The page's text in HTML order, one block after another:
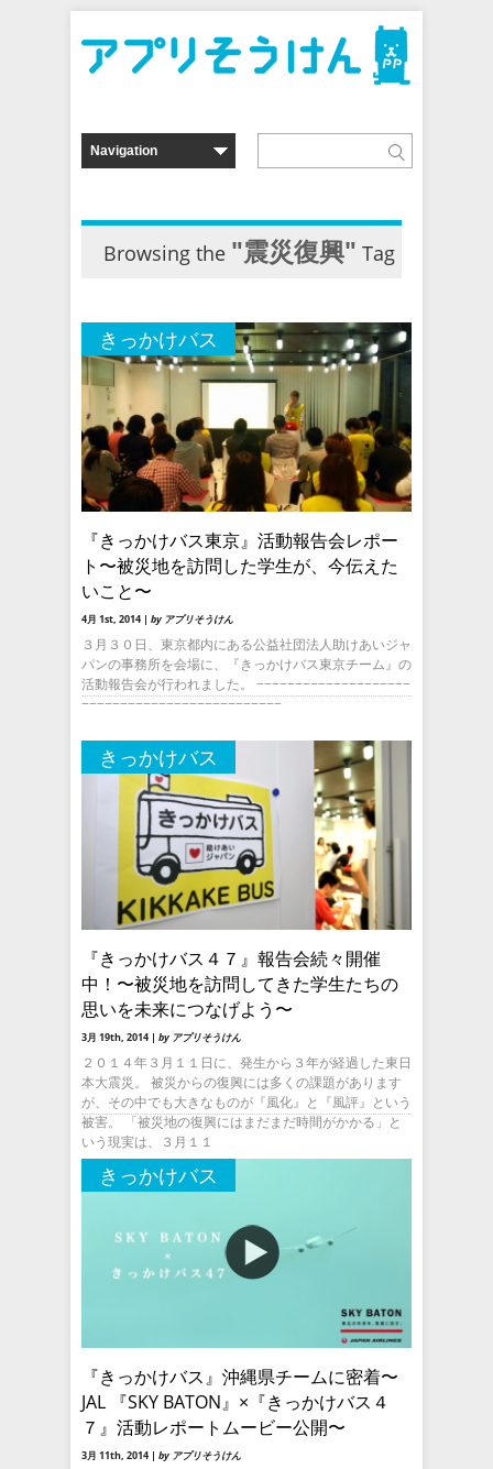
Browsing the "震災復興" Tag
きっかけバス
『きっかけバス東京』活動報告会レポー
ト〜被災地を訪問した学生が、今伝えた
いこと〜
4月 1st, 2014 | by アプリそうけん
３月３０日、東京都内にある公益社団法人助けあいジャ
パンの事務所を会場に、『きっかけバス東京チーム』の
活動報告会が行われました。 −−−−−−−−−−−−−−−−−−−−
−−−−−−−−−−−−−−−−−−−−−−−−−−
きっかけバス
『きっかけバス４７』報告会続々開催
中！〜被災地を訪問してきた学生たちの
思いを未来につなげよう〜
3月 19th, 2014 | by アプリそうけん
２０１４年３月１１日に、発生から３年が経過した東日
本大震災。 被災からの復興には多くの課題があります
が、その中でも大きなものが『風化』と『風評』という
被害。 「被災地の復興にはまだまだ時間がかかる」と
いう現実は、３月１１
きっかけバス
『きっかけバス』沖縄県チームに密着〜
JAL 『SKY BATON』×『きっかけバス４
７』活動レポートムービー公開〜
3月 11th, 2014 | by アプリそうけん